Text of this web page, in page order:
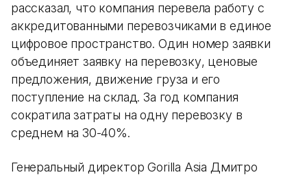
рассказал, что компания перевела работу с
аккредитованными перевозчиками в единое
цифровое пространство. Один номер заявки
объединяет заявку на перевозку, ценовые
предложения, движение груза и его
поступление на склад. За год компания
сократила затраты на одну перевозку в
среднем на 30-40%.
Генеральный директор Gorilla Asia Дмитро